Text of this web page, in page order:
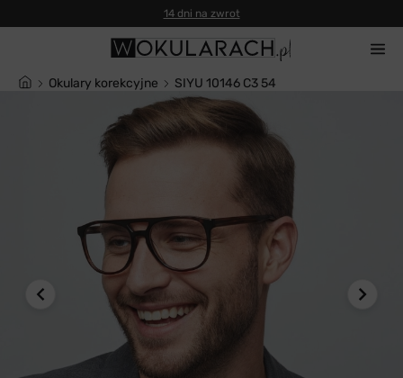
14 dni na zwrot
Okulary korekcyjne SIYU 10146 C3 54